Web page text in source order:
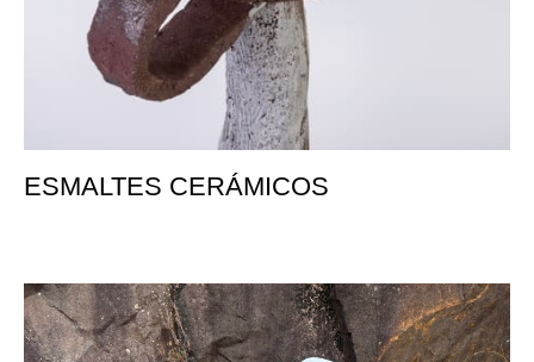
ESMALTES CERÁMICOS